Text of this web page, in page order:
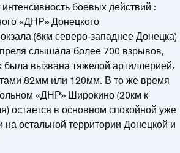
боевых действий :
«ДНР» Донецкого
(8км северо-западнее Донецка)
слышала более 700 взрывов,
была вызвана тяжелой артиллерией,
82мм или 120мм. В то же время
«ДНР» Широкино (20км к
остается в основном спокойной уже
на остальной территории Донецкой и